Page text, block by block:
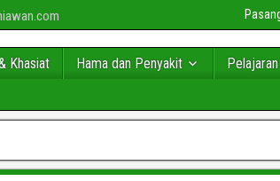
Khasiat Hama dan Penyakit Pelajaran